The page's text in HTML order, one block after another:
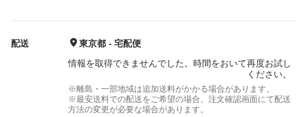
配送
東京都 - 宅配便
情報を取得できませんでした。時間をおいて再度お試し
ください。
※離島・一部地域は追加送料がかかる場合があります。
※最安送料での配送をご希望の場合、注文確認画面にて配送
方法の変更が必要な場合があります。